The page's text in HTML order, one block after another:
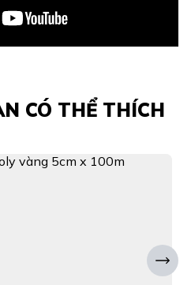
CÓ THỂ THÍCH